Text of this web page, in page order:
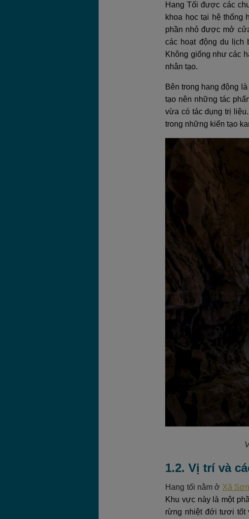
Hang Tối được các
khoa học tại hệ thống
phần nhỏ được mở
các hoạt động du lịch
Không giống như các
nhân tạo.
Bên trong hang động
tạo nên những tác
vừa có tác dụng trị
trong những kiến tạo
1.2. Vị trí và
Hang tối nằm ở Xã
Khu vực này là một
rừng nhiệt đới tươi tốt